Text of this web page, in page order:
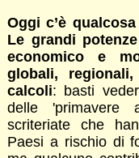
Oggi c’è
Le grandi
economico e
globali,
calcoli: basti
delle 'primavere
scriteriate che
Paesi a rischio di